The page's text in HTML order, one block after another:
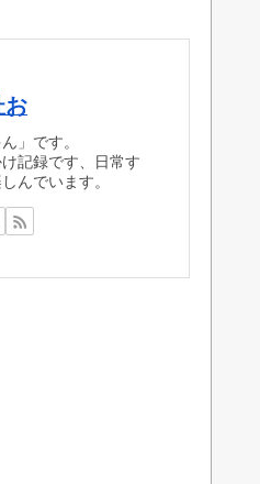
お
」です。
記録です、日常す
んでいます。